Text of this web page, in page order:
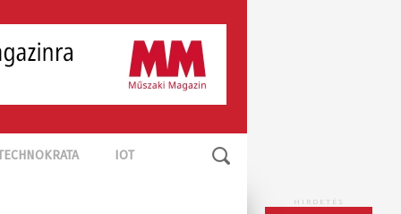
IOT
HIRDETÉS